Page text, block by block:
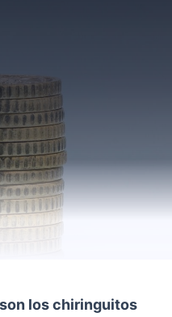
los chiringuitos